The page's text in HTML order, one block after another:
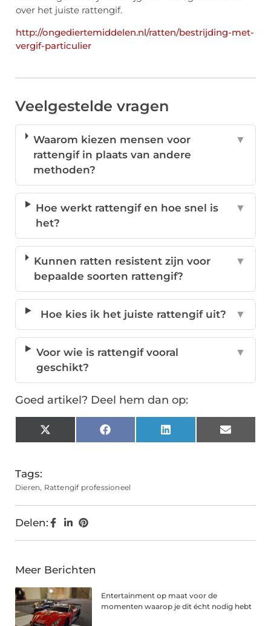
over het juiste rattengif.
http://ongediertemiddelen.nl/ratten/bestrijding-met-
vergif-particulier
Veelgestelde vragen
Waarom kiezen mensen voor
rattengif in plaats van andere
methoden?
▼
Hoe werkt rattengif en hoe snel is
het?
▼
Kunnen ratten resistent zijn voor
bepaalde soorten rattengif?
▼
Hoe kies ik het juiste rattengif uit? ▼
Voor wie is rattengif vooral
geschikt?
▼
Goed artikel? Deel hem dan op:
X
(Twitter)
Facebook LinkedIn Email
Tags:
Dieren, Rattengif professioneel
Delen:
Meer Berichten
Entertainment op maat voor de
momenten waarop je dit écht nodig hebt